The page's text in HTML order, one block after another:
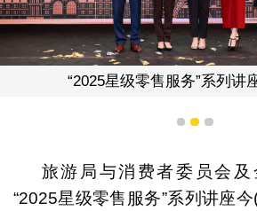
“2025星级零售服务”系列讲
1 2 3
旅游局与消费者委员会
“2025星级零售服务”系列讲座